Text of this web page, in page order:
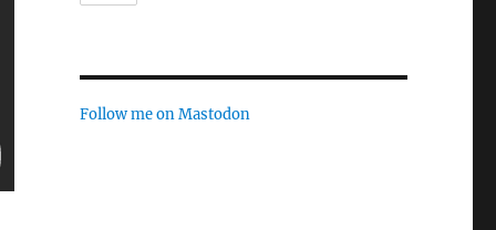
Follow me on Mastodon